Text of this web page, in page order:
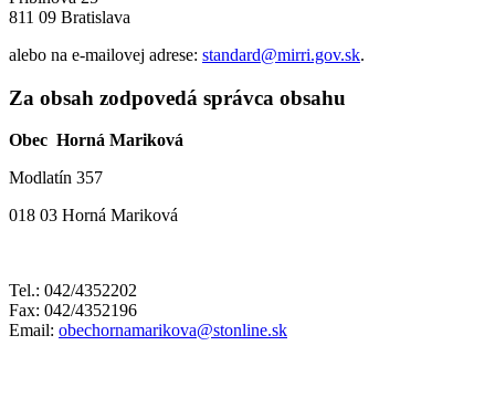
811 09 Bratislava
alebo na e-mailovej adrese: standard@mirri.gov.sk.
Za obsah zodpovedá správca obsahu
Obec Horná Mariková
Modlatín 357
018 03 Horná Mariková
Tel.: 042/4352202
Fax: 042/4352196
Email: obechornamarikova@stonline.sk